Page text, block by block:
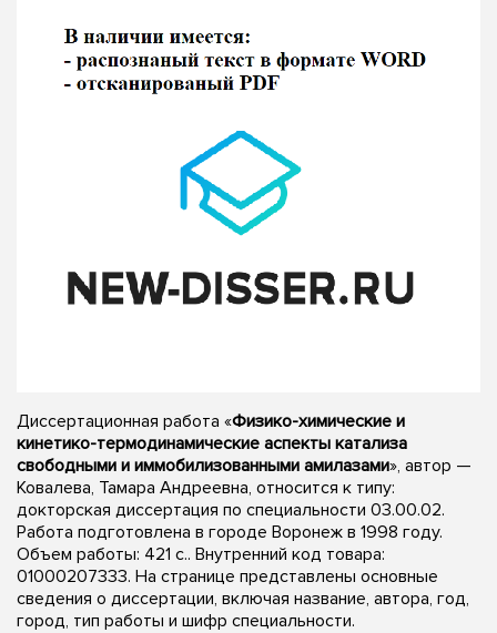
Диссертационная работа «Физико-химические и
кинетико-термодинамические аспекты катализа
свободными и иммобилизованными амилазами», автор —
Ковалева, Тамара Андреевна, относится к типу:
докторская диссертация по специальности 03.00.02.
Работа подготовлена в городе Воронеж в 1998 году.
Объем работы: 421 с.. Внутренний код товара:
01000207333. На странице представлены основные
сведения о диссертации, включая название, автора, год,
город, тип работы и шифр специальности.